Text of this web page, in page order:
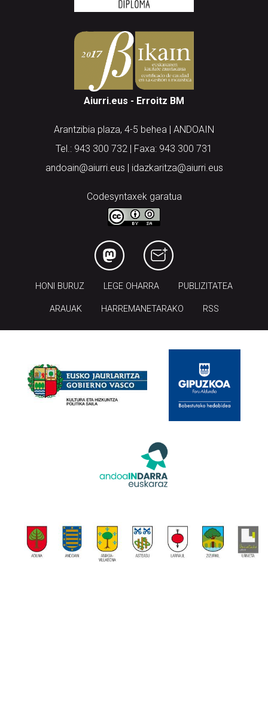
Aiurri.eus - Erroitz BM
Arantzibia plaza, 4-5 behea | ANDOAIN
Tel.: 943 300 732 | Faxa: 943 300 731
andoain@aiurri.eus | idazkaritza@aiurri.eus
Codesyntaxek garatua
HONI BURUZ LEGE OHARRA PUBLIZITATEA
ARAUAK HARREMANETARAKO RSS